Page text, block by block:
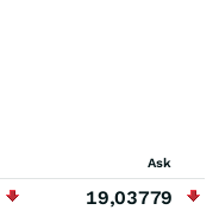
Ask
19,03779